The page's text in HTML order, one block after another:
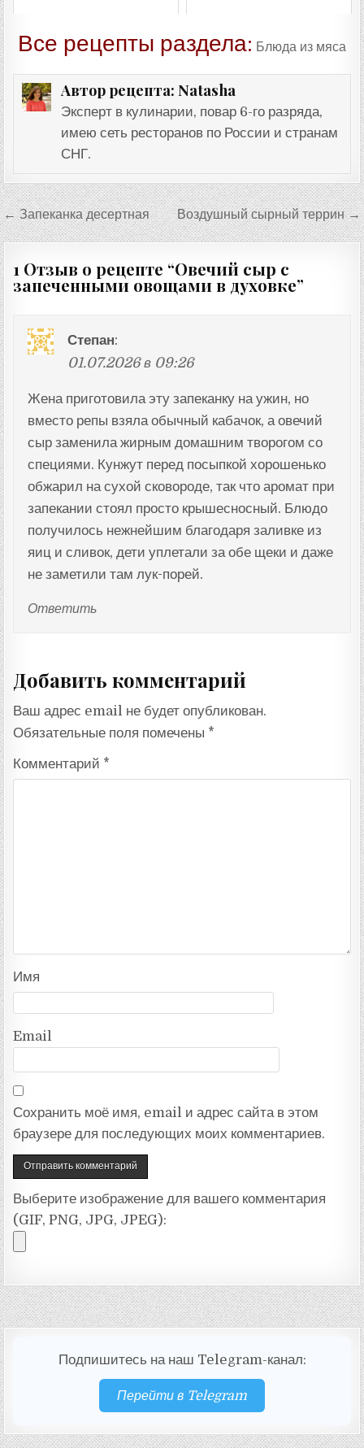
Все рецепты раздела: Блюда из мяса
Автор рецепта: Natasha
Эксперт в кулинарии, повар 6-го разряда,
имею сеть ресторанов по России и странам
СНГ.
Навигация
по
записям
← Запеканка десертная Воздушный сырный террин →
1 Отзыв о рецепте “Овечий сыр с
запеченными овощами в духовке”
Степан:
01.07.2026 в 09:26
Жена приготовила эту запеканку на ужин, но
вместо репы взяла обычный кабачок, а овечий
сыр заменила жирным домашним творогом со
специями. Кунжут перед посыпкой хорошенько
обжарил на сухой сковороде, так что аромат при
запекании стоял просто крышесносный. Блюдо
получилось нежнейшим благодаря заливке из
яиц и сливок, дети уплетали за обе щеки и даже
не заметили там лук-порей.
Ответить
Добавить комментарий
Ваш адрес email не будет опубликован.
Обязательные поля помечены *
Комментарий *
Имя
Email
Сохранить моё имя, email и адрес сайта в этом
браузере для последующих моих комментариев.
Выберите изображение для вашего комментария
(GIF, PNG, JPG, JPEG):
Подпишитесь на наш Telegram-канал:
Перейти в Telegram